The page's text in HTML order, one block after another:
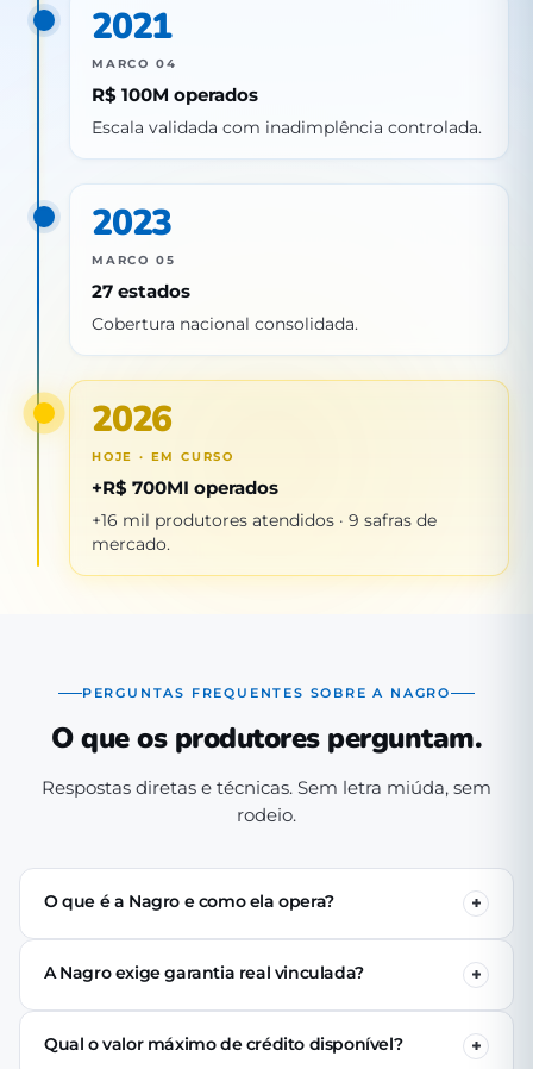
2021
MARCO 04
R$ 100M operados
Escala validada com inadimplência controlada.
2023
MARCO 05
27 estados
Cobertura nacional consolidada.
2026
HOJE · EM CURSO
+R$ 700MI operados
+16 mil produtores atendidos · 9 safras de
mercado.
PERGUNTAS FREQUENTES SOBRE A NAGRO
O que os produtores perguntam.
Respostas diretas e técnicas. Sem letra miúda, sem
rodeio.
O que é a Nagro e como ela opera?
A Nagro é uma Sociedade de Crédito Direto (SCD)
autorizada pelo Banco Central, especializada em crédito
se cadastra pelo app, passa pela análise técnica de perfil
produtivo e (se aprovado) recebe o crédito via PIX em até
A Nagro exige garantia real vinculada?
Não. Nenhuma linha de crédito da Nagro exige penhor
de terra, rebanho ou maquinário. A análise é baseada no
perfil produtivo do tomador — histórico, capacidade de
Qual o valor máximo de crédito disponível?